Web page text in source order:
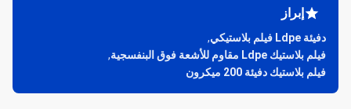
إبراز
دفيئة Ldpe فيلم بلاستيكي
,
فيلم بلاستيك Ldpe مقاوم للأشعة فوق البنفسجية
,
فيلم بلاستيك دفيئة 200 ميكرون